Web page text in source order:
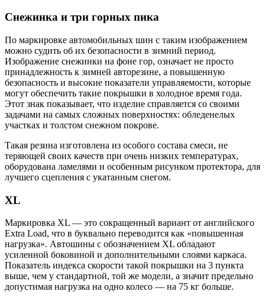
Снежинка и три горных пика
По маркировке автомобильных шин с таким изображением
можно судить об их безопасности в зимний период.
Изображение снежинки на фоне гор, означает не просто
принадлежность к зимней авторезине, а повышенную
безопасность и высокие показатели управляемости, которые
могут обеспечить такие покрышки в холодное время года.
Этот знак показывает, что изделие справляется со своими
задачами на самых сложных поверхностях: обледенелых
участках и толстом снежном покрове.
Такая резина изготовлена из особого состава смеси, не
теряющей своих качеств при очень низких температурах,
оборудована ламелями и особенным рисунком протектора, для
лучшего сцепления с укатанным снегом.
XL
Маркировка XL — это сокращенный вариант от английского
Extra Load, что в буквально переводится как «повышенная
нагрузка». Автошины с обозначением XL обладают
усиленной боковиной и дополнительными слоями каркаса.
Показатель индекса скорости такой покрышки на 3 пункта
выше, чем у стандартной, той же модели, а значит предельно
допустимая нагрузка на одно колесо — на 75 кг больше.